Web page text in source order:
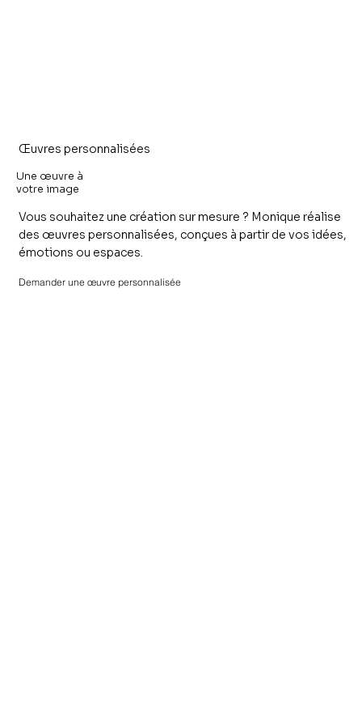
Œuvres personnalisées
Une œuvre à
votre image
Vous souhaitez une création sur mesure ? Monique réalise
des œuvres personnalisées, conçues à partir de vos idées,
émotions ou espaces.
Demander une œuvre personnalisée